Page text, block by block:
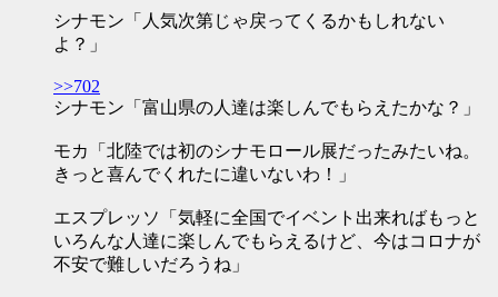
シナモン「人気次第じゃ戻ってくるかもしれない
よ？」
>>702
シナモン「富山県の人達は楽しんでもらえたかな？」
モカ「北陸では初のシナモロール展だったみたいね。
きっと喜んでくれたに違いないわ！」
エスプレッソ「気軽に全国でイベント出来ればもっと
いろんな人達に楽しんでもらえるけど、今はコロナが
不安で難しいだろうね」